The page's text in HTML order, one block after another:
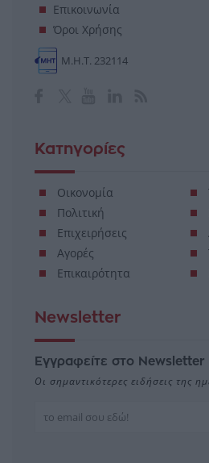
Επικοινωνία
Όροι Χρήσης
Μ.Η.Τ. 232114
Κατηγορίες
Οικονομία
Πολιτική
Επιχειρήσεις
Αγορές
Επικαιρότητα
Newsletter
Εγγραφείτε στο Newsletter
Οι σημαντικότερες ειδήσεις της